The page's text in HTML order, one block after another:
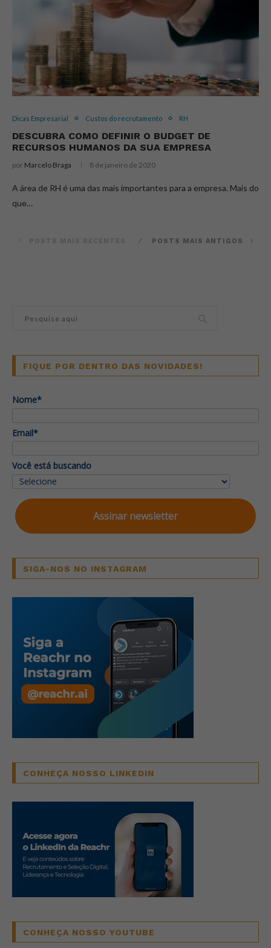
Dicas Empresarial Custos do recrutamento RH
DESCUBRA COMO DEFINIR O BUDGET DE
RECURSOS HUMANOS DA SUA EMPRESA
por Marcelo Braga 8 de janeiro de 2020
A área de RH é uma das mais importantes para a empresa. Mais do
que…
POSTS MAIS ANTIGOS
FIQUE POR DENTRO DAS NOVIDADES!
Nome*
Email*
Você está buscando
Assinar newsletter
SIGA-NOS NO INSTAGRAM
CONHEÇA NOSSO LINKEDIN
CONHEÇA NOSSO YOUTUBE